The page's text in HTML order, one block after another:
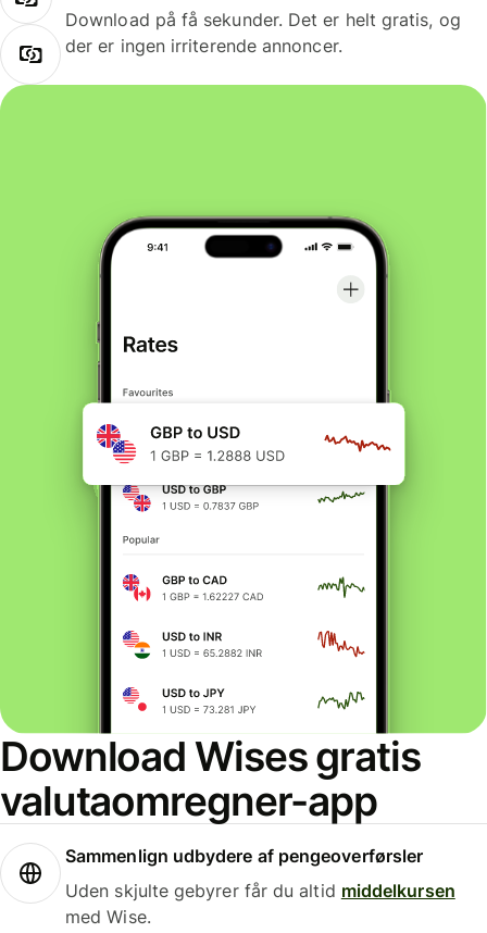
Download på få sekunder. Det er helt gratis, og
der er ingen irriterende annoncer.
Download Wises gratis
valutaomregner-app
Sammenlign udbydere af pengeoverførsler
Uden skjulte gebyrer får du altid middelkursen
med Wise.